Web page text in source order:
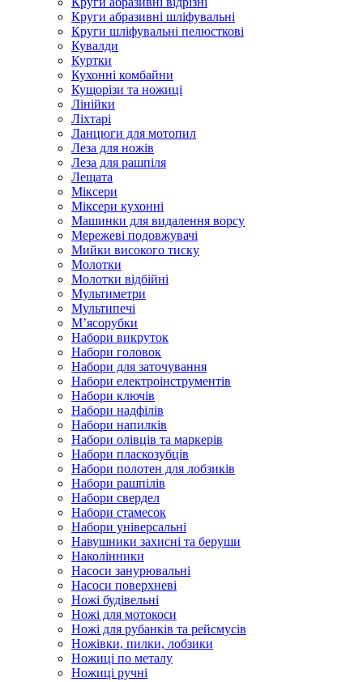
Круги абразивні шліфувальні
Круги шліфувальні пелюсткові
Кувалди
Куртки
Кухонні комбайни
Кущорізи та ножиці
Лінійки
Ліхтарі
Ланцюги для мотопил
Леза для ножів
Леза для рашпіля
Лещата
Міксери
Міксери кухонні
Машинки для видалення ворсу
Мережеві подовжувачі
Мийки високого тиску
Молотки
Молотки відбійні
Мультиметри
Мультипечі
М’ясорубки
Набори викруток
Набори головок
Набори для заточування
Набори електроінструментів
Набори ключів
Набори надфілів
Набори напилків
Набори олівців та маркерів
Набори пласкозубців
Набори полотен для лобзиків
Набори рашпілів
Набори свердел
Набори стамесок
Набори універсальні
Навушники захисні та беруши
Наколінники
Насоси занурювальні
Насоси поверхневі
Ножі будівельні
Ножі для мотокоси
Ножі для рубанків та рейсмусів
Ножівки, пилки, лобзики
Ножиці по металу
Ножиці ручні